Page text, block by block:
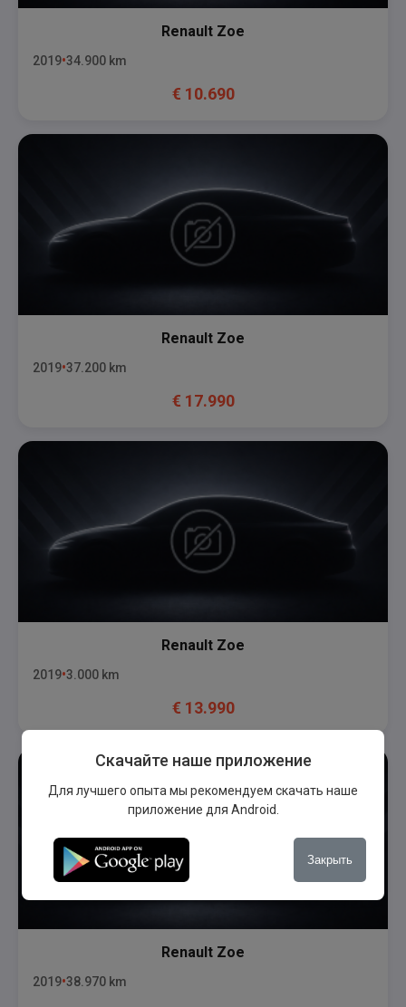
Renault Zoe
2019 34.900 km
€ 10.690
Renault Zoe
2019 37.200 km
€ 17.990
Renault Zoe
2019 3.000 km
€ 13.990
Renault Zoe
2019 38.970 km
Скачайте наше приложение
Для лучшего опыта мы рекомендуем скачать наше
приложение для Android.
Закрыть